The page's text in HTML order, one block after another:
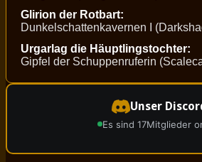
Glirion der Rotbart:
Dunkelschattenkavernen I
Urgarlag die Häuptlingstochter:
Gipfel der Schuppenruferin
Unser
Es sind 17Mitglieder